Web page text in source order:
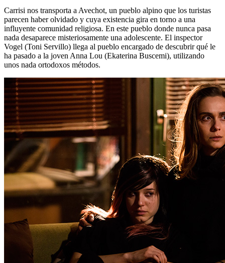
Carrisi nos transporta a Avechot, un pueblo alpino que los turistas
parecen haber olvidado y cuya existencia gira en torno a una
influyente comunidad religiosa. En este pueblo donde nunca pasa
nada desaparece misteriosamente una adolescente. El inspector
Vogel (Toni Servillo) llega al pueblo encargado de descubrir qué le
ha pasado a la joven Anna Lou (Ekaterina Buscemi), utilizando
unos nada ortodoxos métodos.